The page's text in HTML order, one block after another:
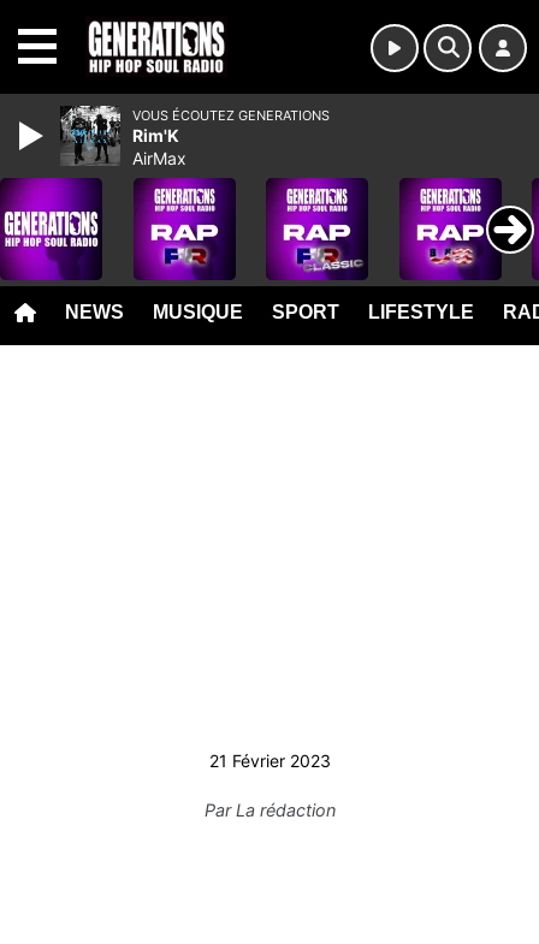
NEWS MUSIQUE SPORT LIFESTYLE
21 Février 2023
ParLa rédaction
VOUS ÉCOUTEZ GENERATIONS
Rim'K
AirMax